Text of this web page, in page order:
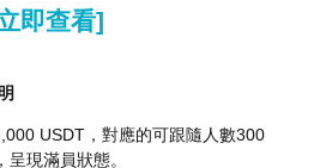
即查看]
USDT，對應的可跟隨人數300
現滿員狀態。